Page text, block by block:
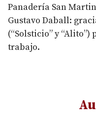
Panadería San Martin
Gustavo Daball:
(“Solsticio” y
trabajo.